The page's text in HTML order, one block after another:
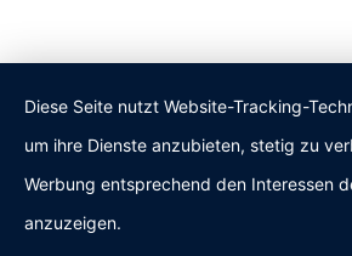
Diese Seite nutzt Website-Tracking-
um ihre Dienste anzubieten, stetig zu
Werbung entsprechend den Interessen
anzuzeigen.